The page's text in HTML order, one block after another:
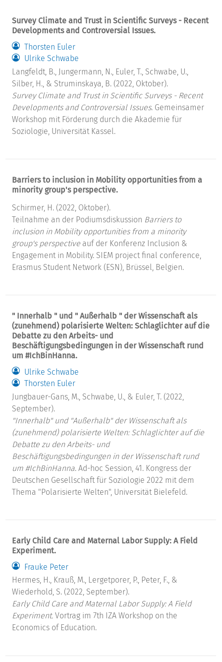
Survey Climate and Trust in Scientific Surveys - Recent
Developments and Controversial Issues.
Thorsten Euler
Ulrike Schwabe
Langfeldt, B., Jungermann, N., Euler, T., Schwabe, U.,
Silber, H., & Struminskaya, B. (2022, Oktober).
Survey Climate and Trust in Scientific Surveys - Recent
Developments and Controversial Issues. Gemeinsamer
Workshop mit Förderung durch die Akademie für
Soziologie, Universität Kassel.
Barriers to inclusion in Mobility opportunities from a
minority group's perspective.
Schirmer, H. (2022, Oktober).
Teilnahme an der Podiumsdiskussion Barriers to
inclusion in Mobility opportunities from a minority
group's perspective auf der Konferenz Inclusion &
Engagement in Mobility. SIEM project final conference,
Erasmus Student Network (ESN), Brüssel, Belgien.
" Innerhalb " und " Außerhalb " der Wissenschaft als
(zunehmend) polarisierte Welten: Schlaglichter auf die
Debatte zu den Arbeits- und
Beschäftigungsbedingungen in der Wissenschaft rund
um #IchBinHanna.
Ulrike Schwabe
Thorsten Euler
Jungbauer-Gans, M., Schwabe, U., & Euler, T. (2022,
September).
"Innerhalb" und "Außerhalb" der Wissenschaft als
(zunehmend) polarisierte Welten: Schlaglichter auf die
Debatte zu den Arbeits- und
Beschäftigungsbedingungen in der Wissenschaft rund
um #IchBinHanna. Ad-hoc Session, 41. Kongress der
Deutschen Gesellschaft für Soziologie 2022 mit dem
Thema "Polarisierte Welten", Universität Bielefeld.
Early Child Care and Maternal Labor Supply: A Field
Experiment.
Frauke Peter
Hermes, H., Krauß, M., Lergetporer, P., Peter, F., &
Wiederhold, S. (2022, September).
Early Child Care and Maternal Labor Supply: A Field
Experiment. Vortrag im 7th IZA Workshop on the
Economics of Education.